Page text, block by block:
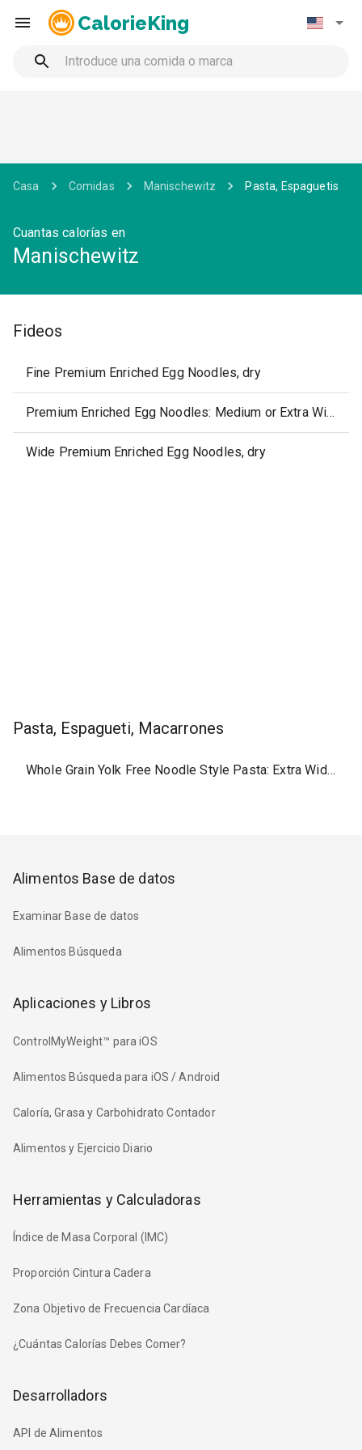
CalorieKing
Casa Comidas Manischewitz Pasta, Espaguetis
Cuantas calorías en
Manischewitz
Fideos
Fine Premium Enriched Egg Noodles, dry
Premium Enriched Egg Noodles: Medium or Extra Wide, dry
Wide Premium Enriched Egg Noodles, dry
Pasta, Espagueti, Macarrones
Whole Grain Yolk Free Noodle Style Pasta: Extra Wide or Medium dry
Alimentos Base de datos
Examinar Base de datos
Alimentos Búsqueda
Aplicaciones y Libros
ControlMyWeight™ para iOS
Alimentos Búsqueda para iOS / Android
Caloría, Grasa y Carbohidrato Contador
Alimentos y Ejercicio Diario
Herramientas y Calculadoras
Índice de Masa Corporal (IMC)
Proporción Cintura Cadera
Zona Objetivo de Frecuencia Cardíaca
¿Cuántas Calorías Debes Comer?
Desarrolladors
API de Alimentos